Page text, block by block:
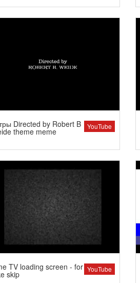
YouTube
Directed by Robert B
theme meme
YouTube
TV loading screen - for
skip